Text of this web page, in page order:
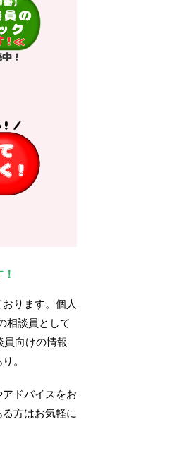
ります。個人
相談員として
員向けの情報
。
ドバイスをお
方はお気軽に